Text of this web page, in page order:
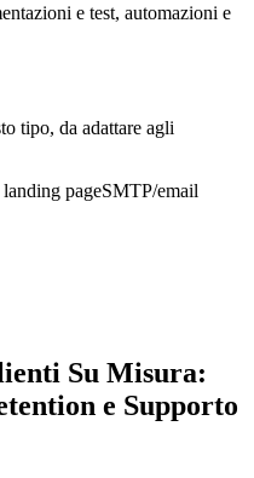
e test, automazioni e
tipo, da adattare agli
pageSMTP/email
Su Misura:
e Supporto